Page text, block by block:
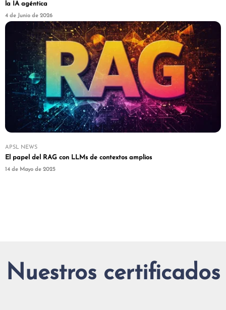
la IA agéntica
4 de Junio de 2026
APSL NEWS
El papel del RAG con LLMs de contextos amplios
14 de Mayo de 2025
Nuestros certificados